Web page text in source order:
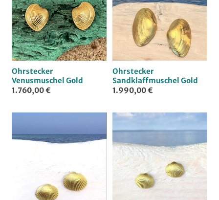
n
g
:
Ohrstecker
Venusmuschel Gold
1.760,00 €
Ohrstecker
Sandklaffmuschel Gold
1.990,00 €